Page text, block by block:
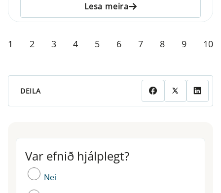
Lesa meira
1 2 3 4 5 6 7 8 9 10
DEILA
Var efnið hjálplegt?
Var efnið hjálplegt?
Nei